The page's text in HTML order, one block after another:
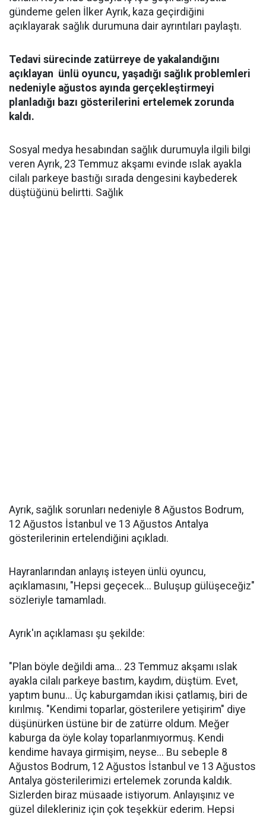
gündeme gelen İlker Ayrık, kaza geçirdiğini
açıklayarak sağlık durumuna dair ayrıntıları paylaştı.
Tedavi sürecinde zatürreye de yakalandığını
açıklayan ünlü oyuncu, yaşadığı sağlık problemleri
nedeniyle ağustos ayında gerçekleştirmeyi
planladığı bazı gösterilerini ertelemek zorunda
kaldı.
Sosyal medya hesabından sağlık durumuyla ilgili bilgi
veren Ayrık, 23 Temmuz akşamı evinde ıslak ayakla
cilalı parkeye bastığı sırada dengesini kaybederek
düştüğünü belirtti. Sağlık
Ayrık, sağlık sorunları nedeniyle 8 Ağustos Bodrum,
12 Ağustos İstanbul ve 13 Ağustos Antalya
gösterilerinin ertelendiğini açıkladı.
Hayranlarından anlayış isteyen ünlü oyuncu,
açıklamasını, "Hepsi geçecek... Buluşup gülüşeceğiz"
sözleriyle tamamladı.
Ayrık'ın açıklaması şu şekilde:
"Plan böyle değildi ama... 23 Temmuz akşamı ıslak
ayakla cilalı parkeye bastım, kaydım, düştüm. Evet,
yaptım bunu... Üç kaburgamdan ikisi çatlamış, biri de
kırılmış. "Kendimi toparlar, gösterilere yetişirim" diye
düşünürken üstüne bir de zatürre oldum. Meğer
kaburga da öyle kolay toparlanmıyormuş. Kendi
kendime havaya girmişim, neyse... Bu sebeple 8
Ağustos Bodrum, 12 Ağustos İstanbul ve 13 Ağustos
Antalya gösterilerimizi ertelemek zorunda kaldık.
Sizlerden biraz müsaade istiyorum. Anlayışınız ve
güzel dilekleriniz için çok teşekkür ederim. Hepsi